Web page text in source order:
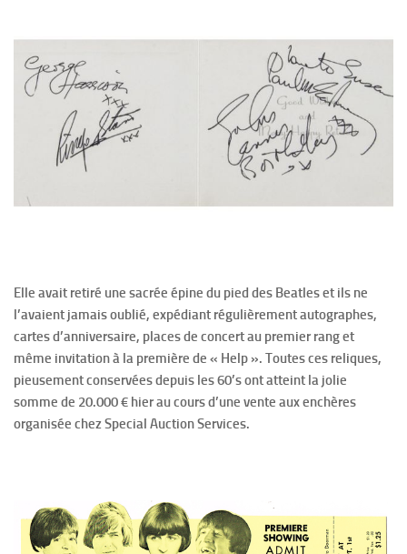
Elle avait retiré une sacrée épine du pied des Beatles et ils ne
l’avaient jamais oublié, expédiant régulièrement autographes,
cartes d’anniversaire, places de concert au premier rang et
même invitation à la première de « Help ». Toutes ces reliques,
pieusement conservées depuis les 60’s ont atteint la jolie
somme de 20.000 € hier au cours d’une vente aux enchères
organisée chez Special Auction Services.